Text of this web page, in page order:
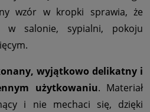
wzór w kropki sprawia, że
w salonie, sypialni, pokoju
wyjątkowo delikatny i
użytkowaniu. Materiał
i nie mechaci się, dzięki